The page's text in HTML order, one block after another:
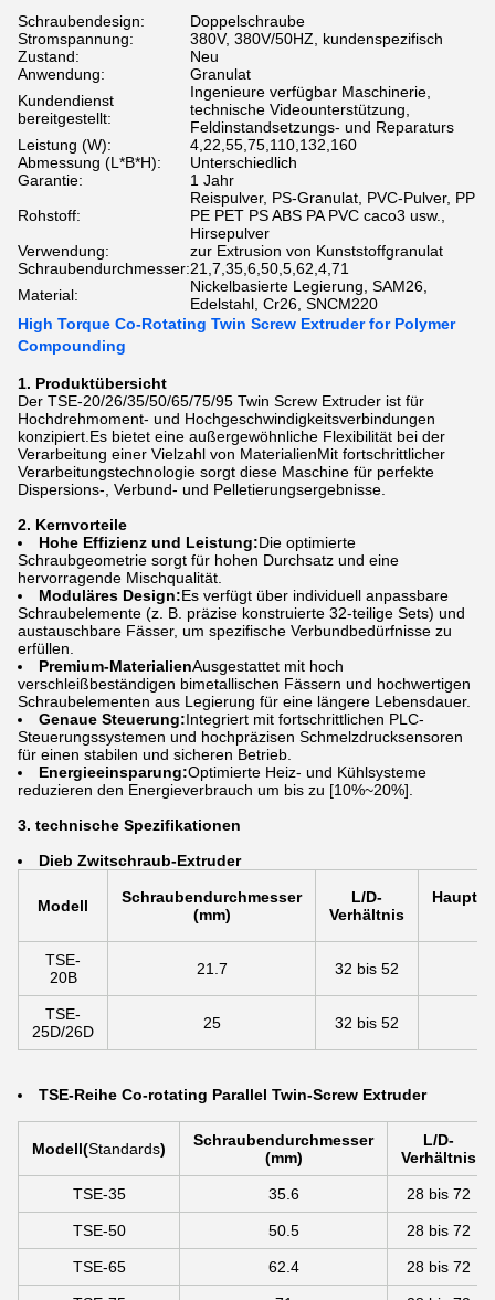
Schraubendesign:
Doppelschraube
Stromspannung:
380V, 380V/50HZ, kundenspezifisch
Zustand:
Neu
Anwendung:
Granulat
Kundendienst
bereitgestellt:
Ingenieure verfügbar Maschinerie,
technische Videounterstützung,
Feldinstandsetzungs- und Reparaturs
Leistung (W):
4,22,55,75,110,132,160
Abmessung (L*B*H):
Unterschiedlich
Garantie:
1 Jahr
Rohstoff:
Reispulver, PS-Granulat, PVC-Pulver, PP
PE PET PS ABS PA PVC caco3 usw.,
Hirsepulver
Verwendung:
zur Extrusion von Kunststoffgranulat
Schraubendurchmesser:21,7,35,6,50,5,62,4,71
Material:
Nickelbasierte Legierung, SAM26,
Edelstahl, Cr26, SNCM220
High Torque Co-Rotating Twin Screw Extruder for Polymer
Compounding
1. Produktübersicht
Der TSE-20/26/35/50/65/75/95 Twin Screw Extruder ist für
Hochdrehmoment- und Hochgeschwindigkeitsverbindungen
konzipiert.Es bietet eine außergewöhnliche Flexibilität bei der
Verarbeitung einer Vielzahl von MaterialienMit fortschrittlicher
Verarbeitungstechnologie sorgt diese Maschine für perfekte
Dispersions-, Verbund- und Pelletierungsergebnisse.
2. Kernvorteile
Hohe Effizienz und Leistung:Die optimierte
Schraubgeometrie sorgt für hohen Durchsatz und eine
hervorragende Mischqualität.
Moduläres Design:Es verfügt über individuell anpassbare
Schraubelemente (z. B. präzise konstruierte 32-teilige Sets) und
austauschbare Fässer, um spezifische Verbundbedürfnisse zu
erfüllen.
Premium-MaterialienAusgestattet mit hoch
verschleißbeständigen bimetallischen Fässern und hochwertigen
Schraubelementen aus Legierung für eine längere Lebensdauer.
Genaue Steuerung:Integriert mit fortschrittlichen PLC-
Steuerungssystemen und hochpräzisen Schmelzdrucksensoren
für einen stabilen und sicheren Betrieb.
Energieeinsparung:Optimierte Heiz- und Kühlsysteme
reduzieren den Energieverbrauch um bis zu [10%~20%].
3. technische Spezifikationen
Dieb Zwitschraub-Extruder
Modell
Schraubendurchmesser
(mm)
L/D-
Verhältnis
TSE-
20B
21.7 32 bis 52
TSE-
25D/26D
25 32 bis 52
TSE-Reihe Co-rotating Parallel Twin-Screw Extruder
Modell(Standards)
Schraubendurchmesser
(mm)
L/D-
Verhältnis
TSE-35 35.6 28 bis 72
TSE-50 50.5 28 bis 72
TSE-65 62.4 28 bis 72